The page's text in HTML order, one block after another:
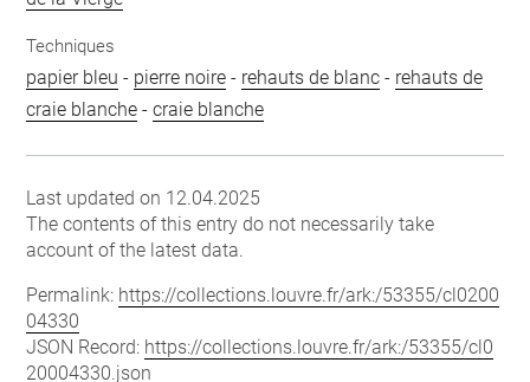
Techniques
papier bleu - pierre noire - rehauts de blanc - rehauts de
craie blanche -craie blanche
Last updated on 12.04.2025
The contents of this entry do not necessarily take
account of the latest data.
Permalink: https://collections.louvre.fr/ark:/53355/cl0200
04330
JSON Record: https://collections.louvre.fr/ark:/53355/cl0
20004330.json